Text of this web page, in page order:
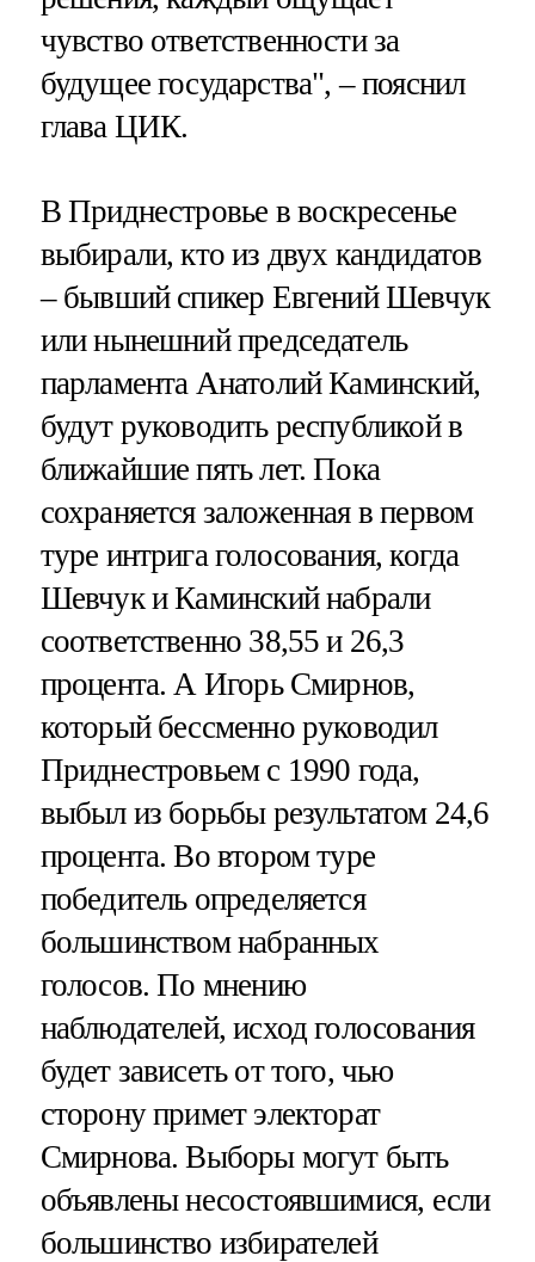
чувство ответственности за
будущее государства", – пояснил
глава ЦИК.
В Приднестровье в воскресенье
выбирали, кто из двух кандидатов
– бывший спикер Евгений Шевчук
или нынешний председатель
парламента Анатолий Каминский,
будут руководить республикой в
ближайшие пять лет. Пока
сохраняется заложенная в первом
туре интрига голосования, когда
Шевчук и Каминский набрали
соответственно 38,55 и 26,3
процента. А Игорь Смирнов,
который бессменно руководил
Приднестровьем с 1990 года,
выбыл из борьбы результатом 24,6
процента. Во втором туре
победитель определяется
большинством набранных
голосов. По мнению
наблюдателей, исход голосования
будет зависеть от того, чью
сторону примет электорат
Смирнова. Выборы могут быть
объявлены несостоявшимися, если
большинство избирателей